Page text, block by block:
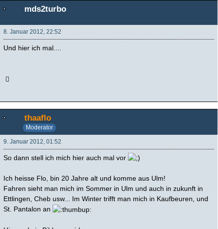
mds2turbo
8. Januar 2012, 22:52
Und hier ich mal....
thaaflo
Moderator
9. Januar 2012, 01:52
So dann stell ich mich hier auch mal vor
Ich heisse Flo, bin 20 Jahre alt und komme aus Ulm!
Fahren sieht man mich im Sommer in Ulm und auch in zukunft in
Ettlingen, Cheb usw... Im Winter trifft man mich in Kaufbeuren, und
St. Pantalon an